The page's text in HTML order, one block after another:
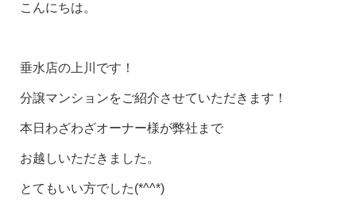
こんにちは。
垂水店の上川です！
分譲マンションをご紹介させていただきます！
本日わざわざオーナー様が弊社まで
お越しいただきました。
とてもいい方でした(*^^*)